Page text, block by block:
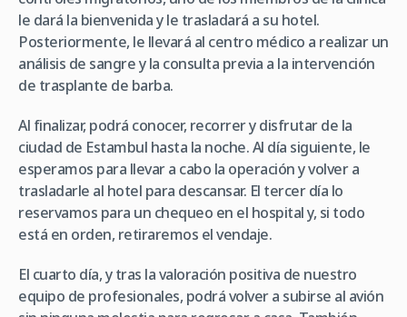
le dará la bienvenida y le trasladará a su hotel.
Posteriormente, le llevará al centro médico a realizar un
análisis de sangre y la consulta previa a la intervención
de trasplante de barba.
Al finalizar, podrá conocer, recorrer y disfrutar de la
ciudad de Estambul hasta la noche. Al día siguiente, le
esperamos para llevar a cabo la operación y volver a
trasladarle al hotel para descansar. El tercer día lo
reservamos para un chequeo en el hospital y, si todo
está en orden, retiraremos el vendaje.
El cuarto día, y tras la valoración positiva de nuestro
equipo de profesionales, podrá volver a subirse al avión